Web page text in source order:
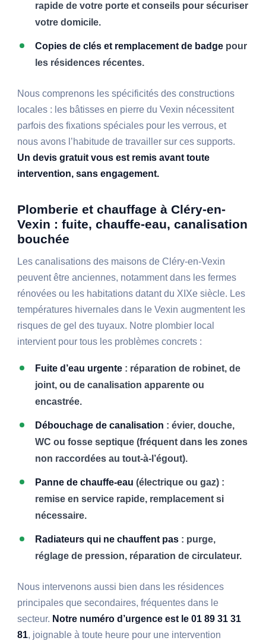
rapide de votre porte et conseils pour sécuriser
votre domicile.
Copies de clés et remplacement de badge pour
les résidences récentes.
Nous comprenons les spécificités des constructions
locales : les bâtisses en pierre du Vexin nécessitent
parfois des fixations spéciales pour les verrous, et
nous avons l’habitude de travailler sur ces supports.
Un devis gratuit vous est remis avant toute
intervention, sans engagement.
Plomberie et chauffage à Cléry-en-
Vexin : fuite, chauffe-eau, canalisation
bouchée
Les canalisations des maisons de Cléry-en-Vexin
peuvent être anciennes, notamment dans les fermes
rénovées ou les habitations datant du XIXe siècle. Les
températures hivernales dans le Vexin augmentent les
risques de gel des tuyaux. Notre plombier local
intervient pour tous les problèmes concrets :
Fuite d’eau urgente : réparation de robinet, de
joint, ou de canalisation apparente ou
encastrée.
Débouchage de canalisation : évier, douche,
WC ou fosse septique (fréquent dans les zones
non raccordées au tout-à-l’égout).
Panne de chauffe-eau (électrique ou gaz) :
remise en service rapide, remplacement si
nécessaire.
Radiateurs qui ne chauffent pas : purge,
réglage de pression, réparation de circulateur.
Nous intervenons aussi bien dans les résidences
principales que secondaires, fréquentes dans le
secteur. Notre numéro d’urgence est le 01 89 31 31
81, joignable à toute heure pour une intervention